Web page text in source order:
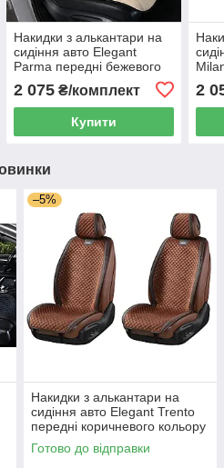
Накидки з алькантари на
сидіння авто Elegant
Parma передні бежевого
кольору з перфорацією EL
700 704
2 075₴/комплект
Купити
2
–5%
Накидки з алькантари на
сидіння авто Elegant Trento
передні коричневого кольору
EL 700 605
Готово до відправки